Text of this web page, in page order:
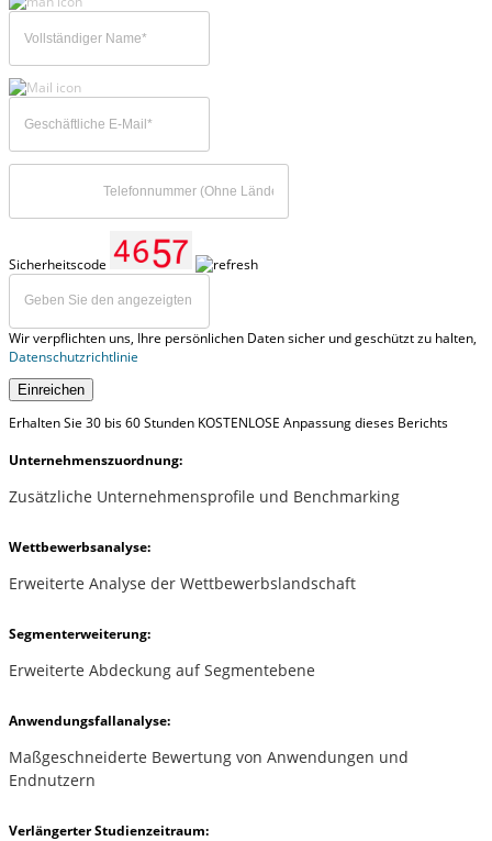
Sicherheitscode
Wir verpflichten uns, Ihre persönlichen Daten sicher und geschützt zu halten,
Datenschutzrichtlinie
Einreichen
Erhalten Sie 30 bis 60 Stunden KOSTENLOSE Anpassung dieses Berichts
Unternehmenszuordnung:
Zusätzliche Unternehmensprofile und Benchmarking
Wettbewerbsanalyse:
Erweiterte Analyse der Wettbewerbslandschaft
Segmenterweiterung:
Erweiterte Abdeckung auf Segmentebene
Anwendungsfallanalyse:
Maßgeschneiderte Bewertung von Anwendungen und
Endnutzern
Verlängerter Studienzeitraum: